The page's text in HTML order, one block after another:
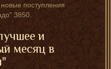
поступления
3850.
и
месяц в
"